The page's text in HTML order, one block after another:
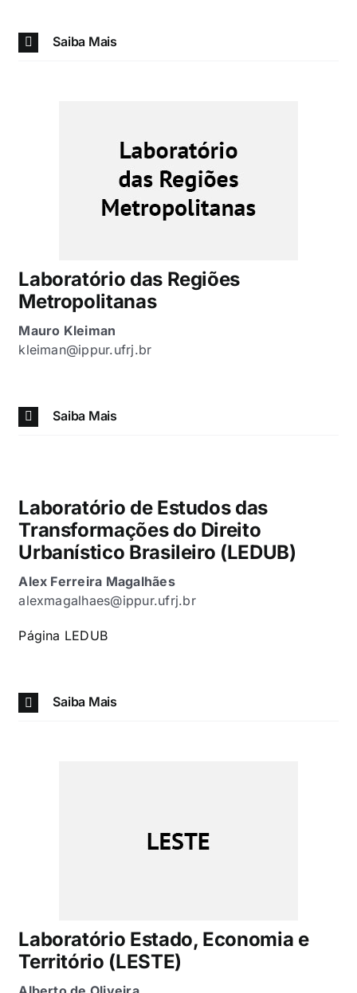
Saiba Mais
Laboratório das Regiões
Metropolitanas
Mauro Kleiman
kleiman@ippur.ufrj.br
Saiba Mais
Laboratório de Estudos das
Transformações do Direito
Urbanístico Brasileiro (LEDUB)
Alex Ferreira Magalhães
alexmagalhaes@ippur.ufrj.br
Página LEDUB
Saiba Mais
Laboratório Estado, Economia e
Território (LESTE)